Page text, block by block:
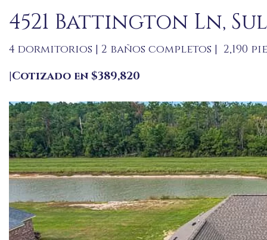
4521 Battington Ln,
4 dormitorios | 2 baños completos | 2,190
|Cotizado en $389,820